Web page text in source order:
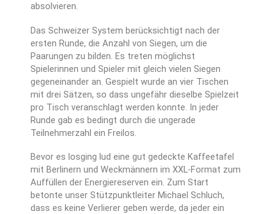
absolvieren.
Das Schweizer System berücksichtigt nach der
ersten Runde, die Anzahl von Siegen, um die
Paarungen zu bilden. Es treten möglichst
Spielerinnen und Spieler mit gleich vielen Siegen
gegeneinander an. Gespielt wurde an vier Tischen
mit drei Sätzen, so dass ungefähr dieselbe Spielzeit
pro Tisch veranschlagt werden konnte. In jeder
Runde gab es bedingt durch die ungerade
Teilnehmerzahl ein Freilos.
Bevor es losging lud eine gut gedeckte Kaffeetafel
mit Berlinern und Weckmännern im XXL-Format zum
Auffüllen der Energiereserven ein. Zum Start
betonte unser Stützpunktleiter Michael Schluch,
dass es keine Verlierer geben werde, da jeder ein